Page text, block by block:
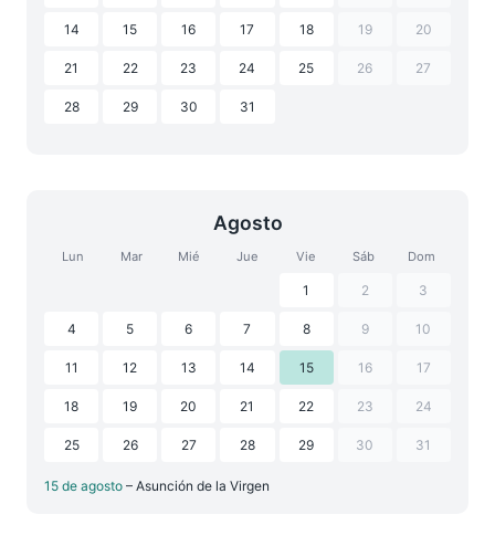
14 15 16 17 18 19 20
21 22 23 24 25 26 27
28 29 30 31
Agosto
Lun Mar Mié Jue Vie Sáb Dom
1 2 3
4 5 6 7 8 9 10
11 12 13 14 15 16 17
18 19 20 21 22 23 24
25 26 27 28 29 30 31
15 de agosto – Asunción de la Virgen